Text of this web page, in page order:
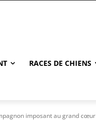
RACES DE CHIENS
imposant au grand cœur